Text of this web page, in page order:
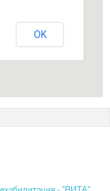
с:
световни
OK
- "ВИТА"